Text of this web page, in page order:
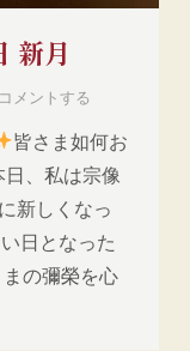
新月
コメントする
皆さま如何お
、私は宗像
新しくなっ
日となった
の彌榮を心